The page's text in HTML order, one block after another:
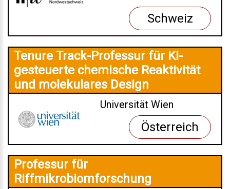
Schweiz
Tenure Track-Professur für KI-
gesteuerte chemische Reaktivität
und molekulares Design
Universität Wien
Österreich
Professur für
Riffmikrobiomforschung